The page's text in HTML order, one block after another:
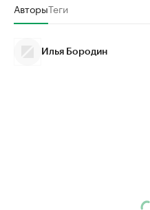
АвторыТеги
Илья Бородин